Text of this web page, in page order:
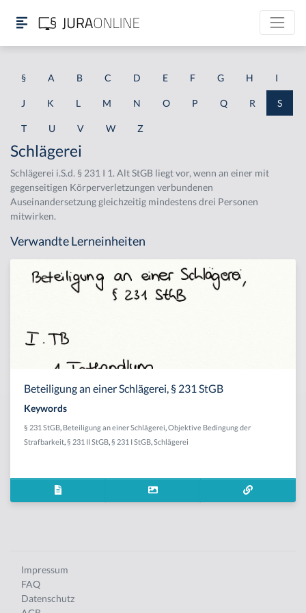
§ A B C D E F G H I
J K L M N O P Q R S
T U V W Z
Schlägerei
Schlägerei i.S.d. § 231 I 1. Alt StGB liegt vor, wenn an einer mit
gegenseitigen Körperverletzungen verbundenen
Auseinandersetzung gleichzeitig mindestens drei Personen
mitwirken.
Verwandte Lerneinheiten
Beteiligung an einer Schlägerei, § 231 StGB
Keywords
§ 231 StGB Beteiligung an einer Schlägerei Objektive Bedingung der
Strafbarkeit § 231 II StGB § 231 I StGB Schlägerei
Impressum
FAQ
Datenschutz